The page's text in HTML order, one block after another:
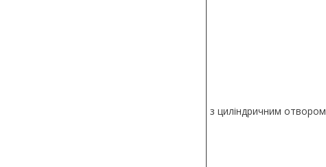
з циліндричним отвором